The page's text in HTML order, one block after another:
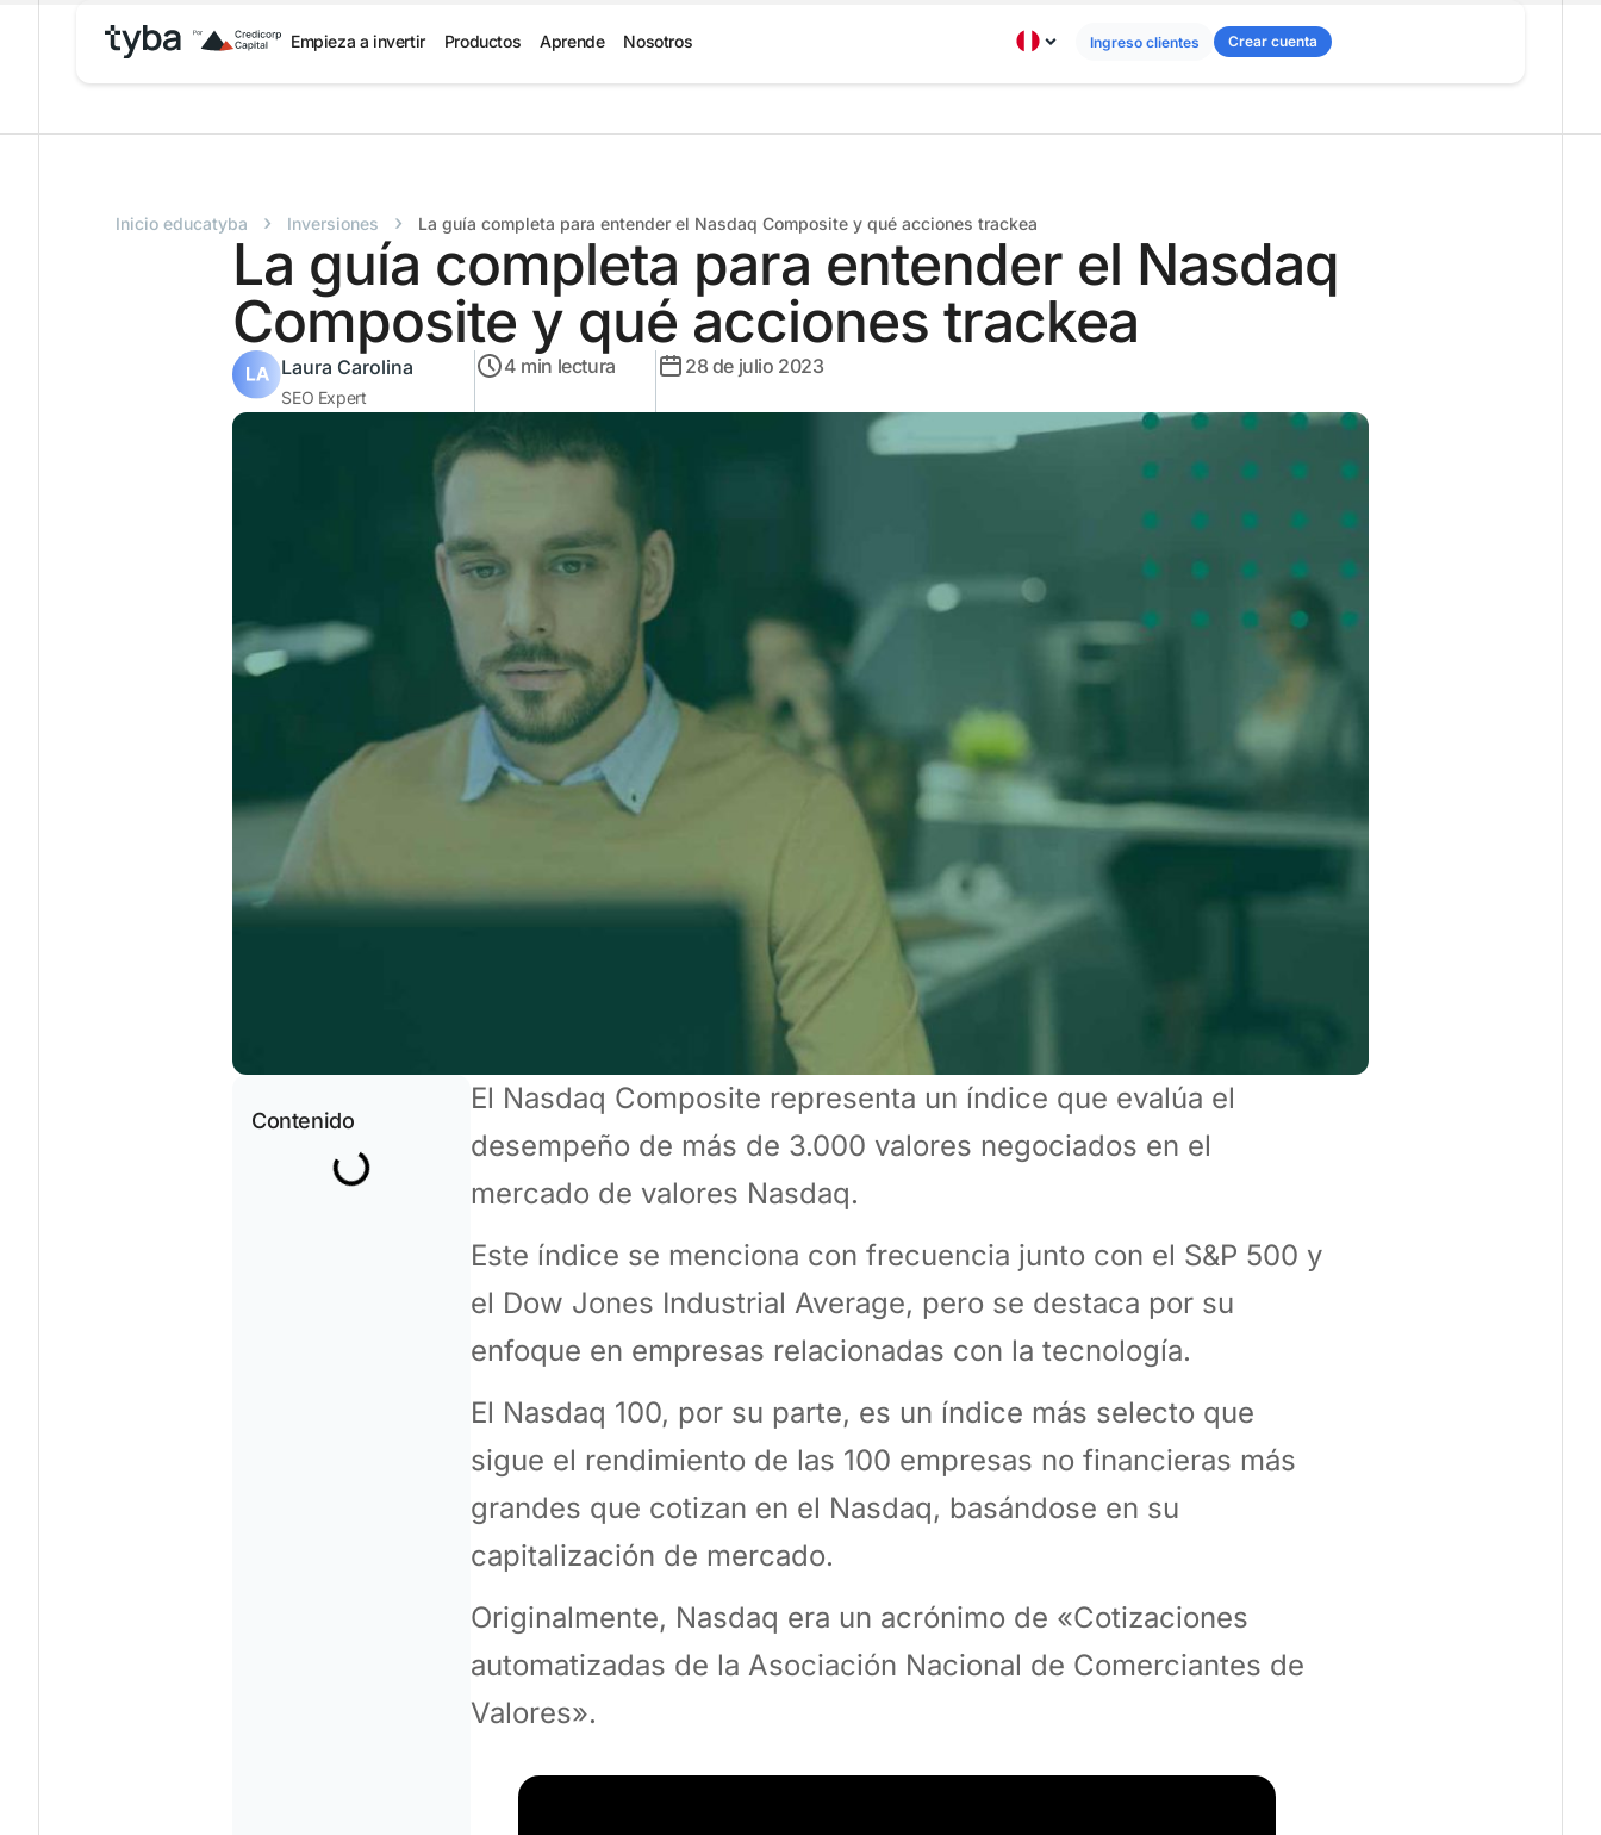
Empieza a invertir Productos Aprende Nosotros Ingreso clientes Crear cuenta
Inicio educatyba › Inversiones › La guía completa para entender el Nasdaq Composite y qué acciones trackea
La guía completa para entender el Nasdaq
Composite y qué acciones trackea
Laura Carolina
SEO Expert
4 min lectura 28 de julio 2023
Contenido
El Nasdaq Composite representa un índice que evalúa el
desempeño de más de 3.000 valores negociados en el
mercado de valores Nasdaq.
Este índice se menciona con frecuencia junto con el S&P 500 y
el Dow Jones Industrial Average, pero se destaca por su
enfoque en empresas relacionadas con la tecnología.
El Nasdaq 100, por su parte, es un índice más selecto que
sigue el rendimiento de las 100 empresas no financieras más
grandes que cotizan en el Nasdaq, basándose en su
capitalización de mercado.
Originalmente, Nasdaq era un acrónimo de «Cotizaciones
automatizadas de la Asociación Nacional de Comerciantes de
Valores».